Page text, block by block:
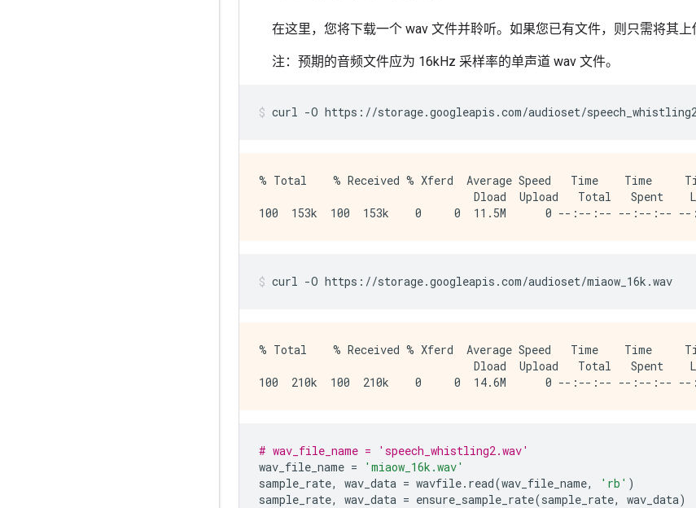
在这里，您将下载一个 wav 文件并聆听。如果您已有文件，则只需将其上
注：预期的音频文件应为 16kHz 采样率的单声道 wav 文件。
curl -O https://storage.googleapis.com/audioset/
% Total    % Received % Xferd  Average Speed   Time    Time
Dload  Upload   Total   Spent
curl -O https://storage.googleapis.com/audioset/miaow_16k.wav
% Total    % Received % Xferd  Average Speed   Time    Time
Dload  Upload   Total   Spent
# wav_file_name = 'speech_whistling2.wav'
wav_file_name =
'miaow_16k.wav'
sample_rate, wav_data = wavfile. read(wav_file_name, 'rb' )
sample_rate, wav_data = ensure_sample_rate(sample_rate, wav_data)